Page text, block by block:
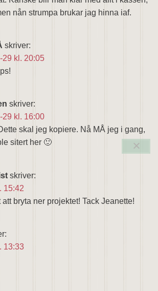
nån strumpa brukar jag hinna iaf.
skriver:
29 kl. 20:05
skriver:
29 kl. 16:00
skal jeg kopiere. Nå MÅ jeg i gang,
sitert her 🙂
skriver:
15:42
bryta ner projektet! Tack Jeanette!
13:33